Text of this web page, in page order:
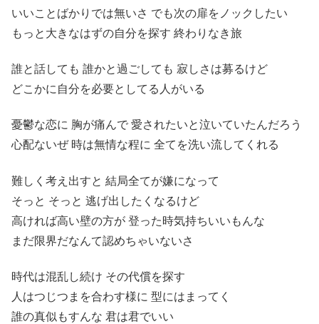
いいことばかりでは無いさ でも次の扉をノックしたい
もっと大きなはずの自分を探す 終わりなき旅
誰と話しても 誰かと過ごしても 寂しさは募るけど
どこかに自分を必要としてる人がいる
憂鬱な恋に 胸が痛んで 愛されたいと泣いていたんだろう
心配ないぜ 時は無情な程に 全てを洗い流してくれる
難しく考え出すと 結局全てが嫌になって
そっと そっと 逃げ出したくなるけど
高ければ高い壁の方が 登った時気持ちいいもんな
まだ限界だなんて認めちゃいないさ
時代は混乱し続け その代償を探す
人はつじつまを合わす様に 型にはまってく
誰の真似もすんな 君は君でいい